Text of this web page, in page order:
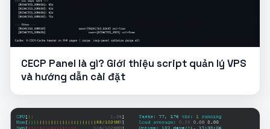
CECP Panel là gì? Giới thiệu script quản lý VPS
và hướng dẫn cài đặt